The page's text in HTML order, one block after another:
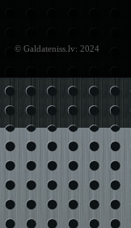
© Galdateniss.lv: 2024